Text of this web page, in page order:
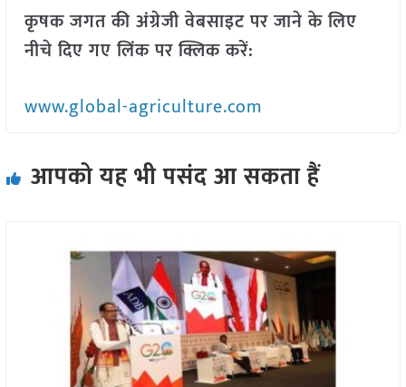
कृषक जगत की अंग्रेजी वेबसाइट पर जाने के लिए
नीचे दिए गए लिंक पर क्लिक करें:
www.global-agriculture.com
आपको यह भी पसंद आ सकता हैं